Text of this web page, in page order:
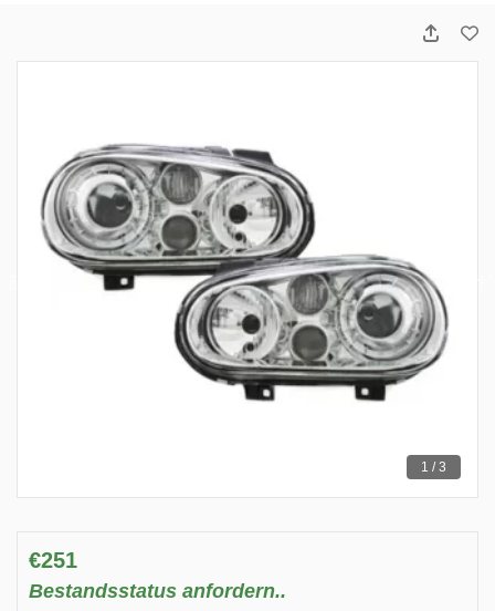
1 / 3
€251
Bestandsstatus anfordern..